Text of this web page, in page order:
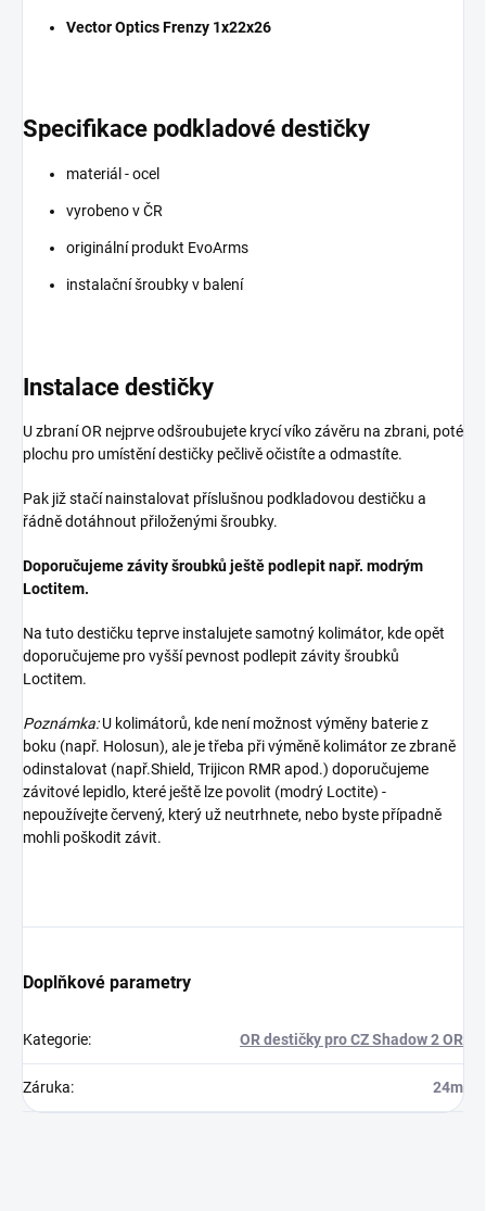
Vector Optics Frenzy 1x22x26
Specifikace podkladové destičky
materiál - ocel
vyrobeno v ČR
originální produkt EvoArms
instalační šroubky v balení
Instalace destičky
U zbraní OR nejprve odšroubujete krycí víko závěru na zbrani, poté
plochu pro umístění destičky pečlivě očistíte a odmastíte.
Pak již stačí nainstalovat příslušnou podkladovou destičku a
řádně dotáhnout přiloženými šroubky.
Doporučujeme závity šroubků ještě podlepit např. modrým
Loctitem.
Na tuto destičku teprve instalujete samotný kolimátor, kde opět
doporučujeme pro vyšší pevnost podlepit závity šroubků
Loctitem.
Poznámka:U kolimátorů, kde není možnost výměny baterie z
boku (např. Holosun), ale je třeba při výměně kolimátor ze zbraně
odinstalovat (např.Shield, Trijicon RMR apod.) doporučujeme
závitové lepidlo, které ještě lze povolit (modrý Loctite) -
nepoužívejte červený, který už neutrhnete, nebo byste případně
mohli poškodit závit.
Doplňkové parametry
Kategorie: OR destičky pro CZ Shadow 2 OR
Záruka: 24m